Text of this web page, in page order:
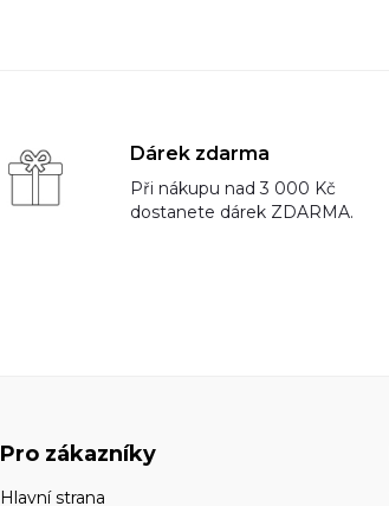
Dárek zdarma
Při nákupu nad 3 000 Kč
dostanete dárek ZDARMA.
Pro zákazníky
Hlavní strana